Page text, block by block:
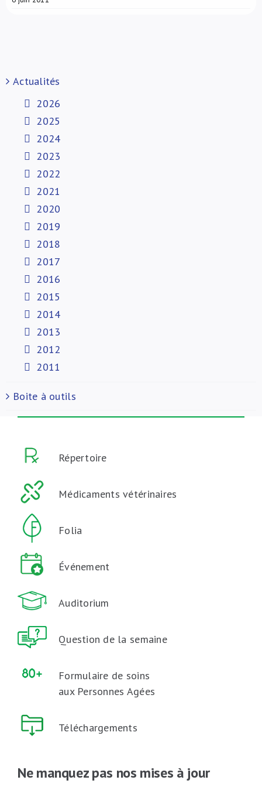
Actualités
2026
2025
2024
2023
2022
2021
2020
2019
2018
2017
2016
2015
2014
2013
2012
2011
Boite à outils
Répertoire
Médicaments vétérinaires
Folia
Événement
Auditorium
Question de la semaine
Formulaire de soins
aux Personnes Agées
Téléchargements
Ne manquez pas nos mises à jour